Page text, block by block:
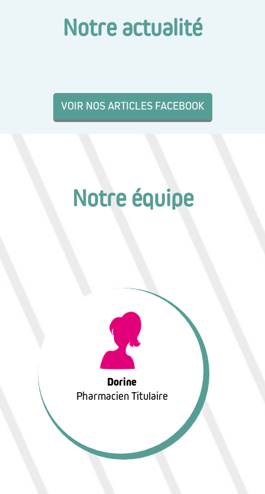
Notre actualité
VOIR NOS ARTICLES FACEBOOK
Notre équipe
Dorine
Pharmacien Titulaire
Dorine
Pharmacien Titulaire